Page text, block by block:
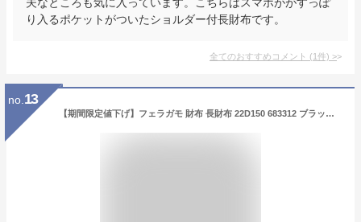
り入るポケットがついたショルダー付長財布です。
全てのおすすめコメント (1件) >
no. 13
【期間限定値下げ】フェラガモ 財布 長財布 22D150 683312 ブラック レディース 誕生日 ブランド プレゼントにも 高級 20代 30代 40代 50代 60代